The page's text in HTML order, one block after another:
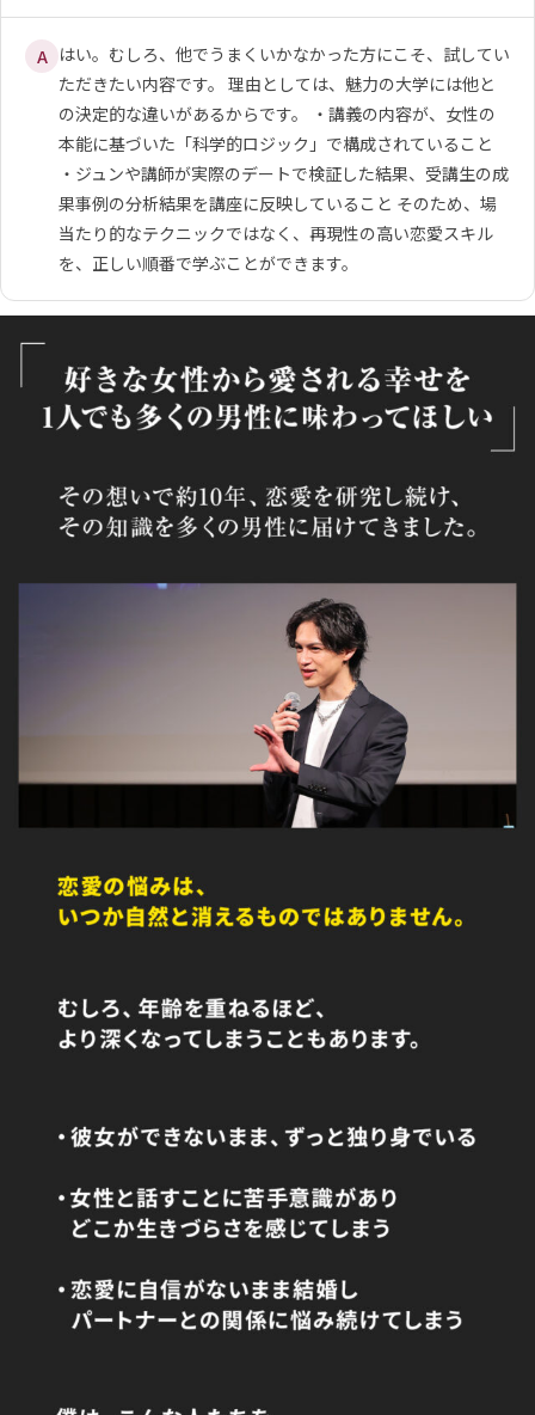
A はい。むしろ、他でうまくいかなかった方にこそ、試してい
ただきたい内容です。 理由としては、魅力の大学には他と
の決定的な違いがあるからです。
・講義の内容が、女性の
本能に基づいた「科学的ロジック」で構成されていること
・ジュンや講師が実際のデートで検証した結果、受講生の成
果事例の分析結果を講座に反映していること そのため、場
当たり的なテクニックではなく、再現性の高い恋愛スキル
を、正しい順番で学ぶことができます。